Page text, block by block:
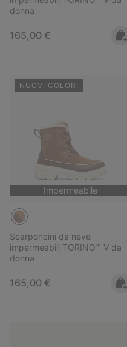
donna
Regular price:
165,00 €
NUOVI COLORI
Impermeabile
Scarponcini da neve
impermeabili TORINO™ V da
donna
Regular price:
165,00 €